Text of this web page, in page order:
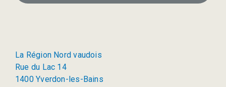
La Région Nord vaudois
Rue du Lac 14
1400 Yverdon-les-Bains